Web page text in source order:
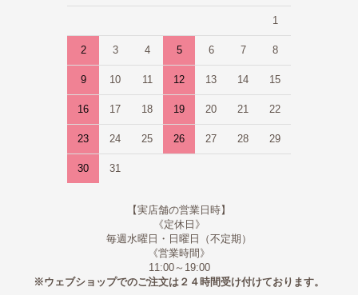
1
2 3 4 5 6 7 8
9 10 11 12 13 14 15
16 17 18 19 20 21 22
23 24 25 26 27 28 29
30 31
【実店舗の営業日時】
《定休日》
毎週水曜日・日曜日（不定期）
《営業時間》
11:00～19:00
※ウェブショップでのご注文は２４時間受け付けております。